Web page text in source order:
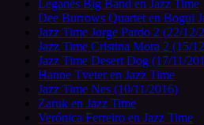
Leganés Big Band en Jazz Time
Dee Burrows Quartet en Bogui
Jazz Time Jorge Pardo 2 (22/12/
Jazz Time Cristina Mora 2 (15/
Jazz Time Desert Dog (17/11/
Hanne Tveter en Jazz Time
Jazz Time Nes (10/11/2016)
Zaruk en Jazz Time
Verónica Ferreiro en Jazz Time